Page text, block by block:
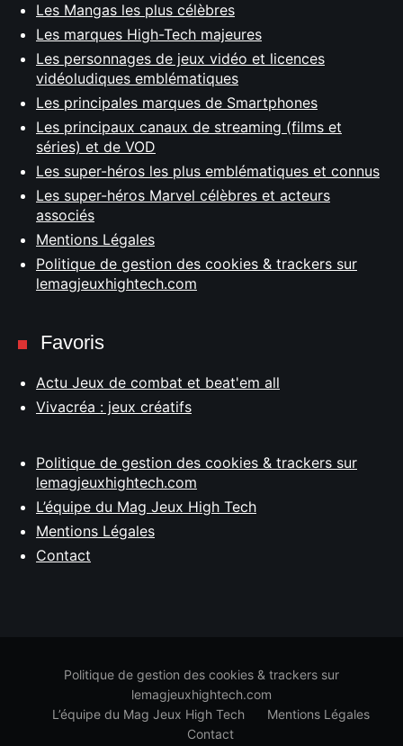
Les Mangas les plus célèbres
Les marques High-Tech majeures
Les personnages de jeux vidéo et licences
vidéoludiques emblématiques
Les principales marques de Smartphones
Les principaux canaux de streaming (films et
séries) et de VOD
Les super-héros les plus emblématiques et connus
Les super-héros Marvel célèbres et acteurs
associés
Mentions Légales
Politique de gestion des cookies & trackers sur
lemagjeuxhightech.com
Favoris
Actu Jeux de combat et beat'em all
Vivacréa : jeux créatifs
Politique de gestion des cookies & trackers sur
lemagjeuxhightech.com
L’équipe du Mag Jeux High Tech
Mentions Légales
Contact
Politique de gestion des cookies & trackers sur
lemagjeuxhightech.com
L’équipe du Mag Jeux High Tech
Mentions Légales
Contact